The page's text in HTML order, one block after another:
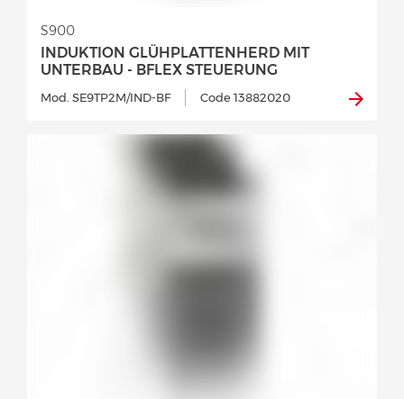
INDUKTION GLÜHPLATTENHERD MIT
UNTERBAU - BFLEX STEUERUNG
S900
Mod. SE9TP2M/IND-BF Code 13882020